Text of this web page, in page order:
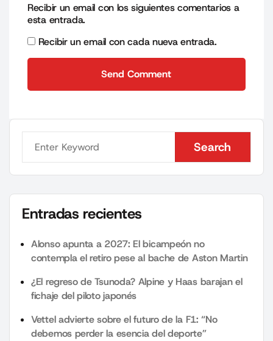
Recibir un email con los siguientes comentarios a
esta entrada.
Recibir un email con cada nueva entrada.
Send Comment
Search
Search
Entradas recientes
Alonso apunta a 2027: El bicampeón no
contempla el retiro pese al bache de Aston Martin
¿El regreso de Tsunoda? Alpine y Haas barajan el
fichaje del piloto japonés
Vettel advierte sobre el futuro de la F1: “No
debemos perder la esencia del deporte”